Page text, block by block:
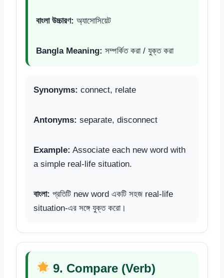
বাংলা উচ্চারণ: অ্যাসোসিয়েট
Bangla Meaning: সম্পর্কিত করা / যুক্ত করা
Synonyms: connect, relate
Antonyms: separate, disconnect
Example: Associate each new word with
a simple real-life situation.
বাংলা: প্রতিটি new word একটি সহজ real-life
situation-এর সঙ্গে যুক্ত করো।
9. Compare (Verb)